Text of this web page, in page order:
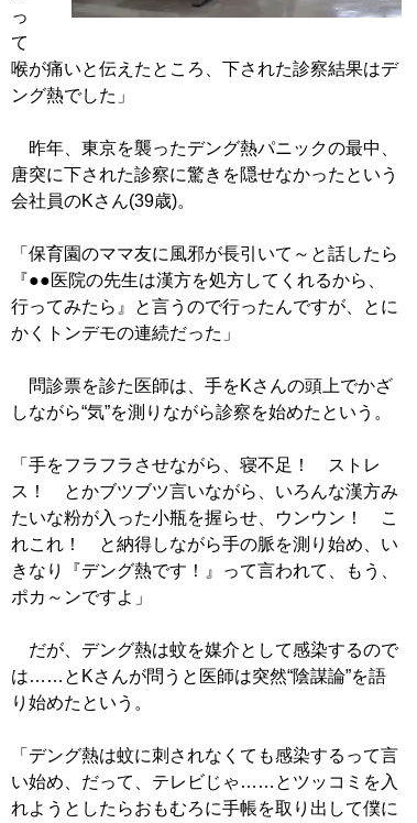
っ
て
喉が痛いと伝えたところ、下された診察結果はデ
ング熱でした」
昨年、東京を襲ったデング熱パニックの最中、
唐突に下された診察に驚きを隠せなかったという
会社員のKさん(39歳)。
「保育園のママ友に風邪が長引いて～と話したら
『●●医院の先生は漢方を処方してくれるから、
行ってみたら』と言うので行ったんですが、とに
かくトンデモの連続だった」
問診票を診た医師は、手をKさんの頭上でかざ
しながら“気”を測りながら診察を始めたという。
「手をフラフラさせながら、寝不足！ ストレ
ス！ とかブツブツ言いながら、いろんな漢方み
たいな粉が入った小瓶を握らせ、ウンウン！ こ
れこれ！ と納得しながら手の脈を測り始め、い
きなり『デング熱です！』って言われて、もう、
ポカ～ンですよ」
だが、デング熱は蚊を媒介として感染するので
は……とKさんが問うと医師は突然“陰謀論”を語
り始めたという。
「デング熱は蚊に刺されなくても感染するって言
い始め、だって、テレビじゃ……とツッコミを入
れようとしたらおもむろに手帳を取り出して僕に